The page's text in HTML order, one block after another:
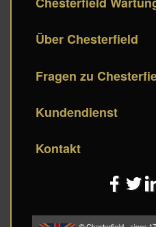
Über Chesterfield
Fragen zu
Kundendienst
Kontakt